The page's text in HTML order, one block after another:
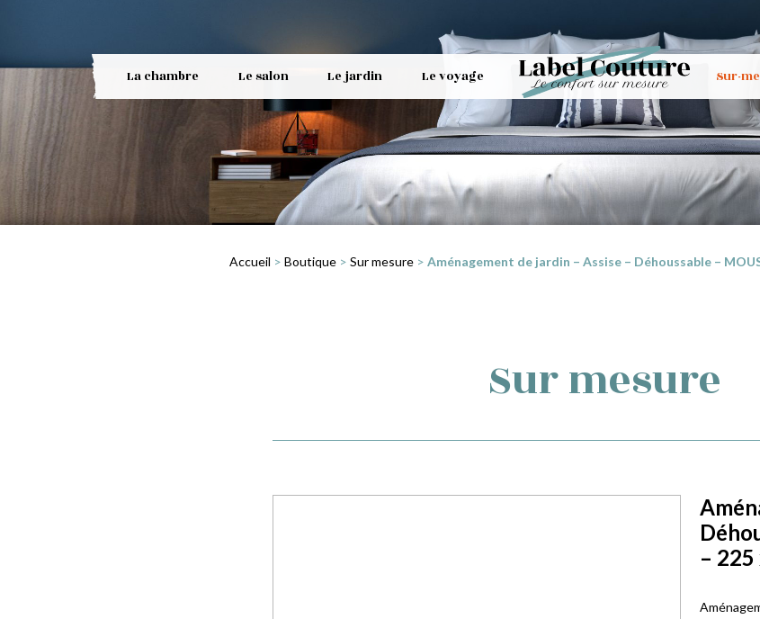
La chambre Le salon Le jardin Le voyage Sur-
Accueil > Boutique> Sur mesure> Aménagement de jardin – Assise – Déhoussable –
Sur mesure
– 225